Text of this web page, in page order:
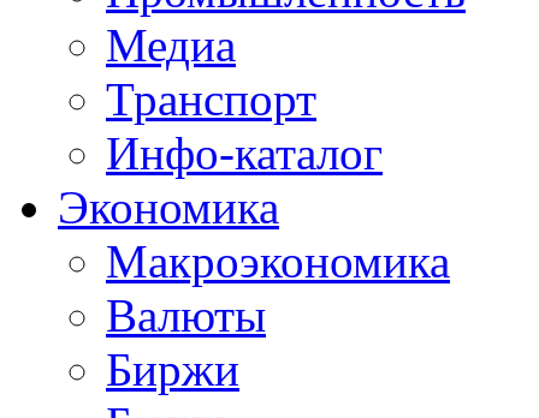
Медиа
Транспорт
Инфо-каталог
Экономика
Макроэкономика
Валюты
Биржи